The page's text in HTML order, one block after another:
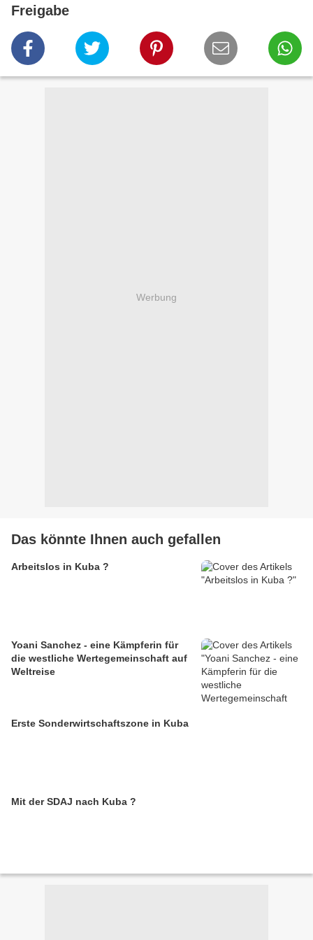
Freigabe
Werbung
Das könnte Ihnen auch gefallen
Arbeitslos in Kuba ?
Yoani Sanchez - eine Kämpferin für
die westliche Wertegemeinschaft auf
Weltreise
Erste Sonderwirtschaftszone in Kuba
Mit der SDAJ nach Kuba ?